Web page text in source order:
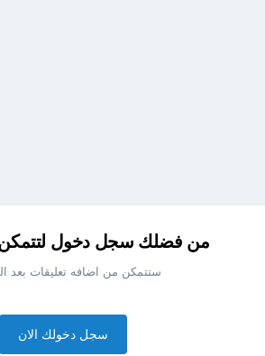
من فضلك سجل دخول لتتمكن
ستتمكن من اضافه تعليقات بعد
سجل دخولك الان